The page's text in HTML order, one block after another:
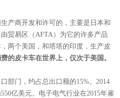
产商开发和许可的，主要是日本和
贸易区（AFTA）为它的许多产品
两个美国，和塔塔的印度，生产皮
的皮卡车在世界上，仅次于美国。
部门，约占总出口额的15%。2014
亿美元。电子电气行业在2015年雇